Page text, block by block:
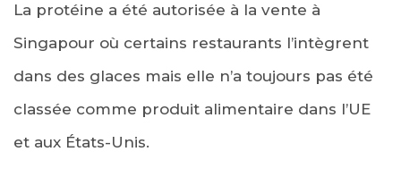
La protéine a été autorisée à la vente à
Singapour où certains restaurants l’intègrent
dans des glaces mais elle n’a toujours pas été
classée comme produit alimentaire dans l’UE
et aux États-Unis.